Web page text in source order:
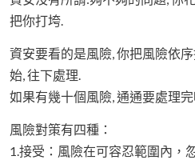
把你打垮.
資安要看的是風險, 你把風險依
始, 往下處理.
如果有幾十個風險, 通通要處理完
風險對策有四種：
1.接受：風險在可容忍範圍內，